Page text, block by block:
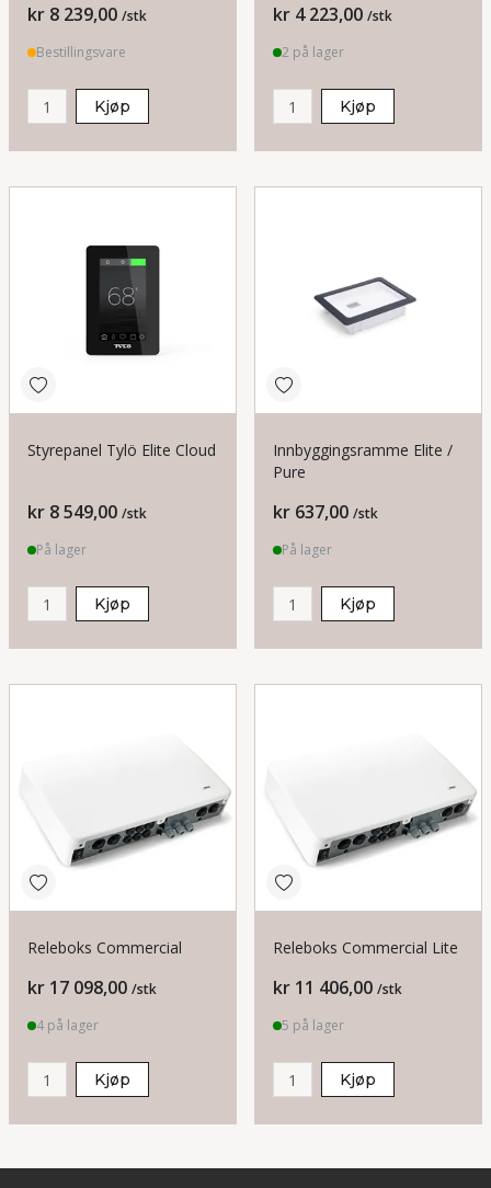
Pris
kr 8 239,00 /stk
Bestillingsvare
Kjøp
Pris
kr 4 223,00 /stk
2 på lager
Kjøp
Styrepanel Tylö Elite Cloud
Pris
kr 8 549,00 /stk
På lager
Kjøp
Innbyggingsramme Elite /
Pure
Pris
kr 637,00 /stk
På lager
Kjøp
Releboks Commercial
Pris
kr 17 098,00 /stk
4 på lager
Kjøp
Releboks Commercial Lite
Pris
kr 11 406,00 /stk
5 på lager
Kjøp